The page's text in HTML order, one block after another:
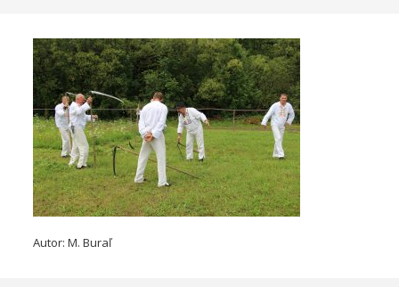
Autor: M. Buraľ